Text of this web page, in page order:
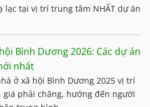
lạc tại vị trí trung tâm NHẤT dự án
Bình Dương 2026: Các dự án
nhất
ở xã hội Bình Dương 2025 vị trí
giá phải chăng, hướng đến người